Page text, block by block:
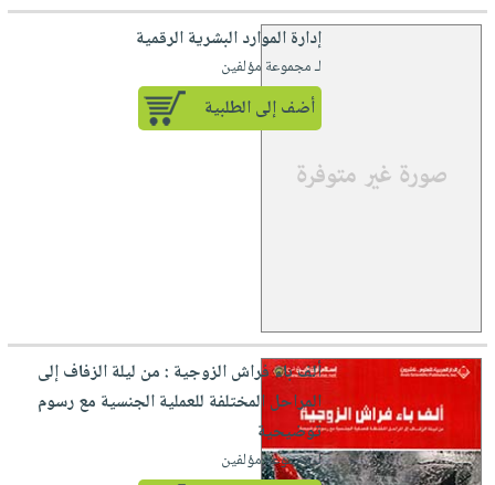
إدارة الموارد البشرية الرقمية
لـ مجموعة مؤلفين
أضف إلى الطلبية
ألف باء فراش الزوجية : من ليلة الزفاف إلى
المراحل المختلفة للعملية الجنسية مع رسوم
توضيحية
لـ مجموعة مؤلفين